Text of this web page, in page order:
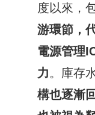
度以來，
游環節，
電源管理
力。庫存
構也逐漸